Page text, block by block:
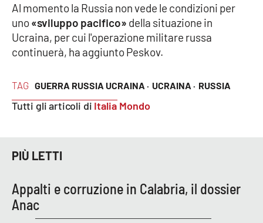
Ambiente
Cronaca
Cultura
Economia e Lavoro
Società
TAG GUERRA RUSSIA UCRAINA · UCRAINA · RUSSIA
Tutti gli articoli di Italia Mondo
Al momento la Russia non vede le condizioni per
uno«sviluppo pacifico» della situazione in
Ucraina, per cui l'operazione militare russa
continuerà, ha aggiunto Peskov.
PIÙ LETTI
Appalti e corruzione in Calabria, il dossier
Anac